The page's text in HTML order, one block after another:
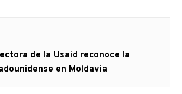
de la Usaid reconoce la
en Moldavia